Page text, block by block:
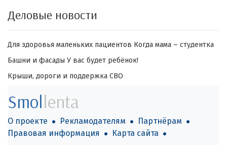
Деловые новости
Для здоровья маленьких пациентов Когда мама – студентка
Башни и фасады У вас будет ребёнок!
Крыши, дороги и поддержка СВО
Smollenta
О проекте Рекламодателям
Партнёрам
Правовая информация
Карта сайта